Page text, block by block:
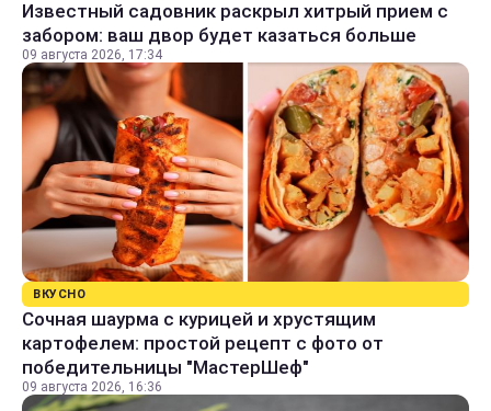
Известный садовник раскрыл хитрый прием с
забором: ваш двор будет казаться больше
09 августа 2026, 17:34
ВКУСНО
Сочная шаурма с курицей и хрустящим
картофелем: простой рецепт с фото от
победительницы "МастерШеф"
09 августа 2026, 16:36